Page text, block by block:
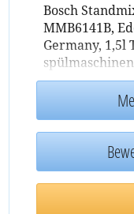
Bosch
MMB6141B,
Germany,
U/min, 1200